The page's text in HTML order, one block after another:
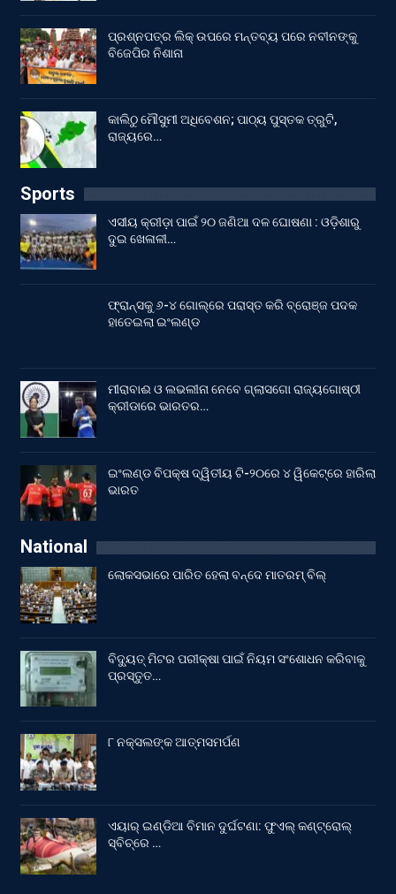
ପ୍ରଶ୍ନପତ୍ର ଲିକ୍ ଉପରେ ମନ୍ତବ୍ୟ ପରେ ନବୀନଙ୍କୁ
ବିଜେପିର ନିଶାନା
କାଲିଠୁ ମୌସୁମୀ ଅଧିବେଶନ; ପାଠ୍ୟ ପୁସ୍ତକ ତ୍ରୁଟି,
ରାଜ୍ୟରେ…
Sports
ଏସୀୟ କ୍ରୀଡ଼ା ପାଇଁ ୨୦ ଜଣିଆ ଦଳ ଘୋଷଣା : ଓଡ଼ିଶାରୁ
ଦୁଇ ଖେଳାଳୀ…
ଫ୍ରାନ୍ସକୁ ୬-୪ ଗୋଲ୍‌ରେ ପରାସ୍ତ କରି ବ୍ରୋଞ୍ଜ ପଦକ
ହାତେଇଲା ଇଂଲଣ୍ଡ
ମୀରାବାଈ ଓ ଲଭଲୀନା ନେବେ ଗ୍ଲାସଗୋ ରାଜ୍ୟଗୋଷ୍ଠୀ
କ୍ରୀଡାରେ ଭାରତର…
ଇଂଲଣ୍ଡ ବିପକ୍ଷ ଦ୍ୱିତୀୟ ଟି-୨୦ରେ ୪ ୱିକେଟ୍‌ରେ ହାରିଲା
ଭାରତ
National
ଲୋକସଭାରେ ପାରିତ ହେଲା ବନ୍ଦେ ମାତରମ୍‌ ବିଲ୍‌
ବିଦ୍ୟୁତ୍ ମିଟର ପରୀକ୍ଷା ପାଇଁ ନିୟମ ସଂଶୋଧନ କରିବାକୁ
ପ୍ରସ୍ତୁତ…
୮ ନକ୍ସଲଙ୍କ ଆତ୍ମସମର୍ପଣ
ଏୟାର୍ ଇଣ୍ଡିଆ ବିମାନ ଦୁର୍ଘଟଣା: ଫୁଏଲ୍‌ କଣ୍ଟ୍ରୋଲ୍‌
ସ୍ବିଚ୍‌ରେ …